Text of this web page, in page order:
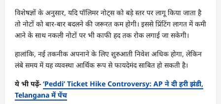
विशेषज्ञों के अनुसार, यदि पॉलिमर नोट्स को बड़े स्तर पर लागू किया जाता है
तो नोटों को बार-बार बदलने की जरूरत कम होगी। इससे प्रिंटिंग लागत में कमी
आने के साथ नकली नोटों पर भी काफी हद तक रोक लगाई जा सकेगी।
हालांकि, नई तकनीक अपनाने के लिए शुरुआती निवेश अधिक होगा, लेकिन
लंबे समय में यह व्यवस्था आर्थिक रूप से फायदेमंद साबित हो सकती है।
ये भी पढ़ें- ‘Peddi’ Ticket Hike Controversy: AP ने दी हरी झंडी,
Telangana में पेंच